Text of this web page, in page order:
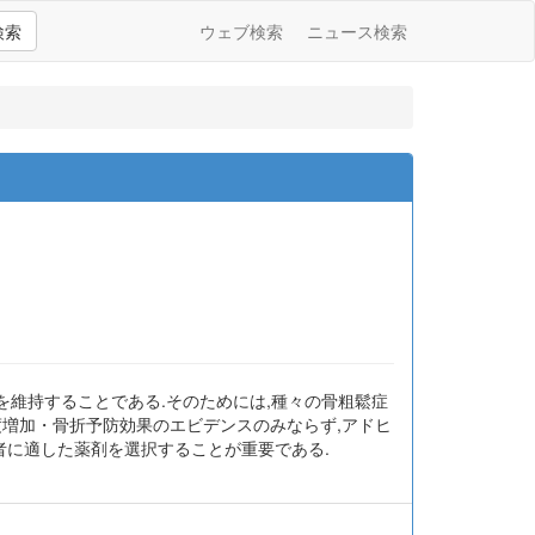
索 ウェブ検索 ニュース検索
持することである.そのためには,種々の骨粗鬆症
加・骨折予防効果のエビデンスのみならず,アドヒ
適した薬剤を選択することが重要である.